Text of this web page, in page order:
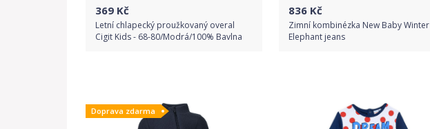
369 Kč
Letní chlapecký proužkovaný overal
Cigit Kids - 68-80/Modrá/100% Bavlna
Detail produktu
836 Kč
Zimní kombinézka New Baby Winter
Elephant jeans
Detail produktu
Doprava zdarma